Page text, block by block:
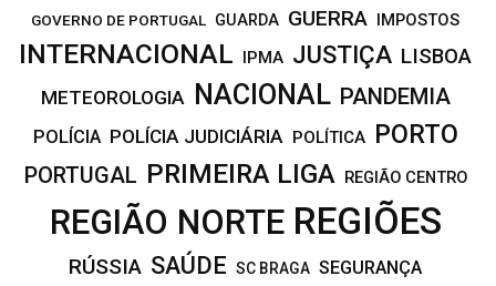
GOVERNO DE PORTUGAL GUARDA GUERRA IMPOSTOS
INTERNACIONAL IPMA JUSTIÇA LISBOA
METEOROLOGIA NACIONAL PANDEMIA
POLÍCIA POLÍCIA JUDICIÁRIA POLÍTICA PORTO
PORTUGAL PRIMEIRA LIGA REGIÃO CENTRO
REGIÃO NORTE REGIÕES
RÚSSIA SAÚDE SC BRAGA SEGURANÇA